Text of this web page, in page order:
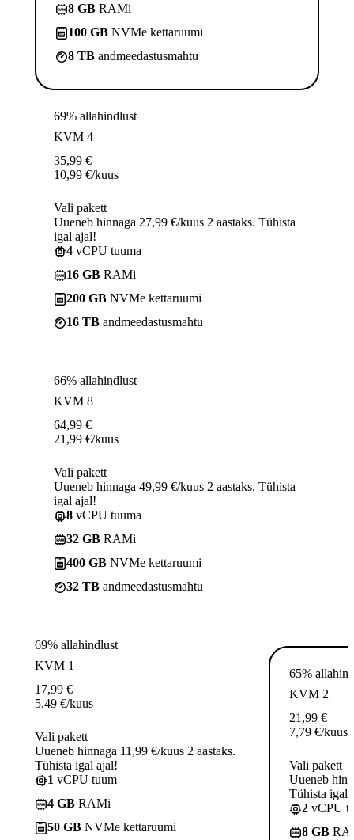
8 GB RAMi
100 GB NVMe kettaruumi
8 TB andmeedastusmahtu
69% allahindlust
KVM 4
35,99 €
10,99 €/kuus
Vali pakett
Uueneb hinnaga 27,99 €/kuus 2 aastaks. Tühista
igal ajal!
4 vCPU tuuma
16 GB RAMi
200 GB NVMe kettaruumi
16 TB andmeedastusmahtu
66% allahindlust
KVM 8
64,99 €
21,99 €/kuus
Vali pakett
Uueneb hinnaga 49,99 €/kuus 2 aastaks. Tühista
igal ajal!
8 vCPU tuuma
32 GB RAMi
400 GB NVMe kettaruumi
32 TB andmeedastusmahtu
69% allahindlust
KVM 1
17,99 €
5,49 €/kuus
Vali pakett
Uueneb hinnaga 11,99 €/kuus 2 aastaks.
Tühista igal ajal!
1 vCPU tuum
4 GB RAMi
50 GB NVMe kettaruumi
65%
KVM 2
21,99 €
7,79 €/kuus
Vali pakett
Uueneb
Tühista igal
2 vCPU
8 GB